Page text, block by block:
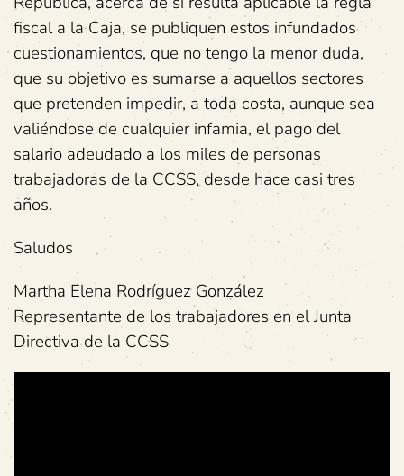
fiscal a la Caja, se publiquen estos infundados
cuestionamientos, que no tengo la menor duda,
que su objetivo es sumarse a aquellos sectores
que pretenden impedir, a toda costa, aunque sea
valiéndose de cualquier infamia, el pago del
salario adeudado a los miles de personas
trabajadoras de la CCSS, desde hace casi tres
años.
Saludos
Martha Elena Rodríguez González
Representante de los trabajadores en el Junta
Directiva de la CCSS